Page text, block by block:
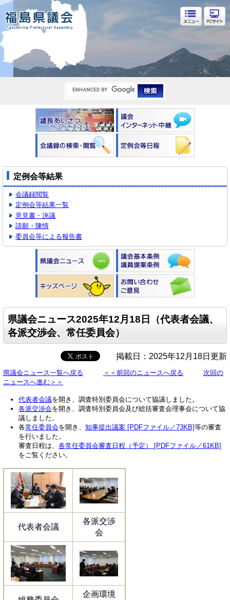
福島県議会
定例会等結果
会議録閲覧
定例会等結果一覧
意見書・決議
請願・陳情
委員会等による報告書
県議会ニュース2025年12月18日（代表者会議、
各派交渉会、常任委員会）
掲載日：2025年12月18日更新
県議会ニュース一覧へ戻る ＜＜前回のニュースへ戻る
次回の
ニュースへ進む＞＞
代表者会議を開き、調査特別委員会について協議しました。
各派交渉会を開き、調査特別委員会及び総括審査会理事会について協
議しました。
各常任委員会を開き、 知事提出議案 [PDFファイル／73KB]等の審査
を行いました。
審査日程は、 各常任委員会審査日程（予定） [PDFファイル／61KB]
をご覧ください。
代表者会議
各派交渉
会
企画環境